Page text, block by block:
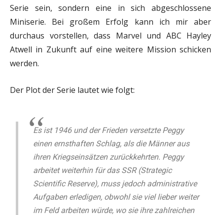
Serie sein, sondern eine in sich abgeschlossene
Miniserie. Bei großem Erfolg kann ich mir aber
durchaus vorstellen, dass Marvel und ABC Hayley
Atwell in Zukunft auf eine weitere Mission schicken
werden.
Der Plot der Serie lautet wie folgt:
Es ist 1946 und der Frieden versetzte Peggy
einen ernsthaften Schlag, als die Männer aus
ihren Kriegseinsätzen zurückkehrten. Peggy
arbeitet weiterhin für das SSR (Strategic
Scientific Reserve), muss jedoch administrative
Aufgaben erledigen, obwohl sie viel lieber weiter
im Feld arbeiten würde, wo sie ihre zahlreichen